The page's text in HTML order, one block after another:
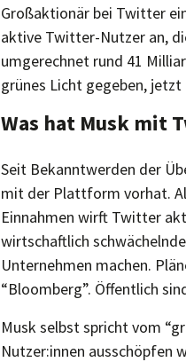
Großaktionär bei Twitter
aktive Twitter-Nutzer an,
umgerechnet rund 41
grünes Licht gegeben,
Was hat Musk mit
Seit Bekanntwerden der
mit der Plattform vorhat.
Einnahmen wirft Twitter
wirtschaftlich
Unternehmen machen.
“Bloomberg”. Öffentlich
Musk selbst spricht vom
Nutzer:innen ausschöpfen